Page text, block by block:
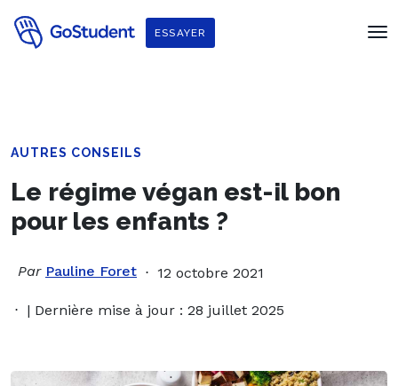
ESSAYER
AUTRES CONSEILS
Le régime végan est-il bon
pour les enfants ?
Par Pauline Foret 12 octobre 2021
| Dernière mise à jour : 28 juillet 2025